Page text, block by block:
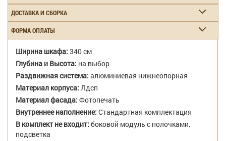
ДОСТАВКА И СБОРКА
ФОРМА ОПЛАТЫ
Ширина шкафа: 340 см
Глубина и Высота: на выбор
Раздвижная система: алюминиевая нижнеопорная
Материал корпуса: Лдсп
Материал фасада: Фотопечать
Внутреннее наполнение: Стандартная комплектация
В комплект не входит: боковой модуль с полочками,
подсветка